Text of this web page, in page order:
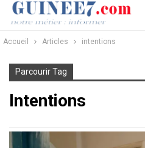
Accueil Articles intentions
Parcourir Tag
Intentions